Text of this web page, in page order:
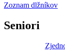
Zoznam dlžníkov
Seniori